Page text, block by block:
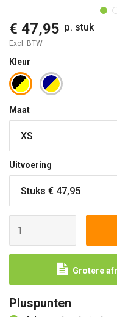
€ 47,95 p. stuk
Excl. BTW
Kleur
Maat
Uitvoering
Grotere
Pluspunten